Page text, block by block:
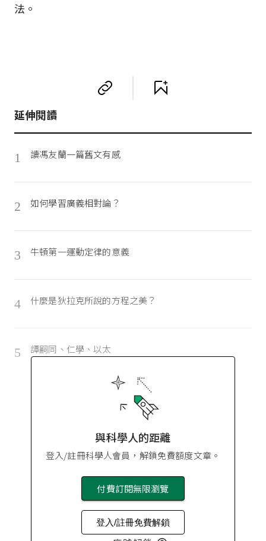
法。
延伸閱讀
1 讀馮友蘭一篇舊文有感
2 如何學習廣義相對論？
3 牛頓第一運動定律的意義
4 什麼是狄拉克所說的方程之美？
5 譚嗣同、仁學、以太
與科學人的距離
登入/註冊科學人會員，解鎖免費額度文章。
付費訂閱無限瀏覽
登入/註冊免費解鎖